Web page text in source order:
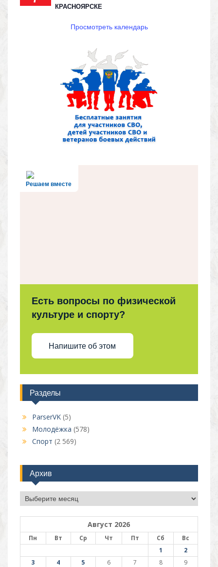
КРАСНОЯРСКЕ
Просмотреть календарь
Решаем вместе
Есть вопросы по физической
культуре и спорту?
Напишите об этом
Разделы
ParserVK(5)
Молодёжка (578)
Спорт (2 569)
Архив
Архив
Август 2026
Пн Вт Ср Чт Пт Сб
Вс
1
2
3
4 5 6 7 8
9